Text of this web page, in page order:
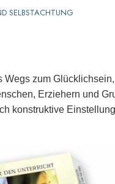
SELBSTACHTUNG
Wegs zum
Erziehern und
konstruktive